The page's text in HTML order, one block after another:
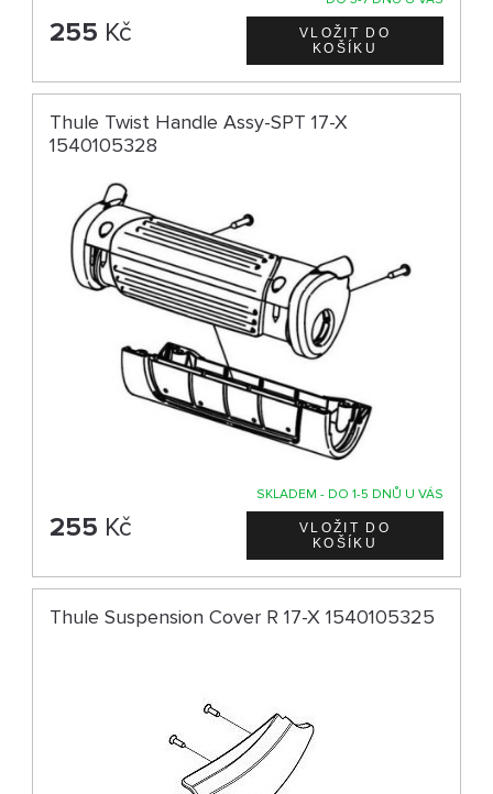
255 Kč
Thule Twist Handle Assy-SPT 17-X
1540105328
SKLADEM - DO 1-5 DNŮ U VÁS
255 Kč
Thule Suspension Cover R 17-X 1540105325